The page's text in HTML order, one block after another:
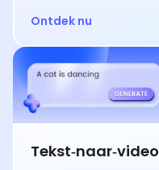
Ontdek nu
Tekst‑naar‑video